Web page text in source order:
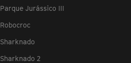
Parque Jurássico III
Robocroc
Sharknado
Sharknado 2